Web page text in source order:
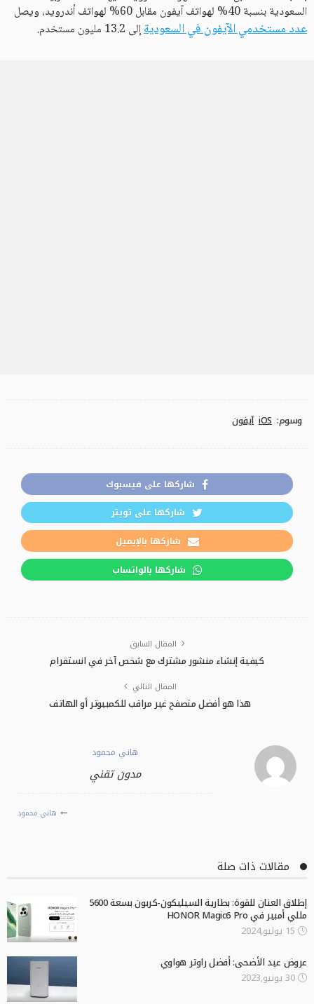
السعودية بنسبة 40% لهواتف آيفون مقابل 60% لهواتف أندرويد، ويصل
عدد مستخدمي الآيفون في السعوديةإلى 13.2 مليون مستخدم.
وسوم: iOS آيفون
شاركها على فيسبوك
شاركها على تويتر
شاركها بالإيميل
شاركها بالواتساب
المقال السابق
كيفية إنشاء منشور مشترك مع شخص آخر في انستقرام
المقال التالي
هذا هو أفضل متصفح غير مراقب للكمبيوتر أو الهاتف
هاني محمود
مدون تقني
هاني محمود
مقالات ذات صلة
إطلاق العنان للقوة: بطارية السيليكون-كربون بسعة 5600
مللي أمبير في HONOR Magic6 Pro
15 يوليو,2024
عروض عيد الأضحى: أفضل راوتر هواوي
30 يونيو,2023